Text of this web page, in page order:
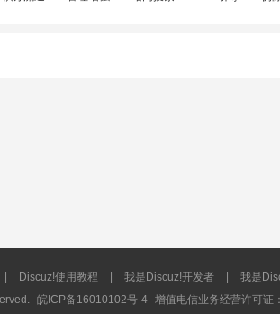
Discuz!使用教程 我是Discuz!开发者
我是
皖ICP备16010102号-4
增值电信业务经营许可证